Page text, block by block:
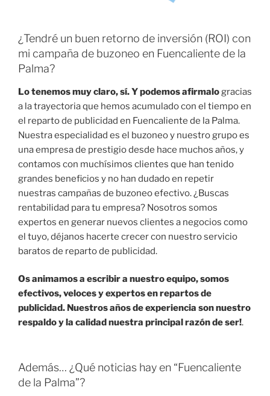
¿Tendré un buen retorno de inversión (ROI) con
mi campaña de buzoneo en Fuencaliente de la
Palma?
Lo tenemos muy claro, sí. Y podemos afirmalogracias
a la trayectoria que hemos acumulado con el tiempo en
el reparto de publicidad en Fuencaliente de la Palma.
Nuestra especialidad es el buzoneo y nuestro grupo es
una empresa de prestigio desde hace muchos años, y
contamos con muchísimos clientes que han tenido
grandes beneficios y no han dudado en repetir
nuestras campañas de buzoneo efectivo. ¿Buscas
rentabilidad para tu empresa? Nosotros somos
expertos en generar nuevos clientes a negocios como
el tuyo, déjanos hacerte crecer con nuestro servicio
baratos de reparto de publicidad.
Os animamos a escribir a nuestro equipo, somos
efectivos, veloces y expertos en repartos de
publicidad. Nuestros años de experiencia son nuestro
respaldo y la calidad nuestra principal razón de ser!.
Además… ¿Qué noticias hay en “Fuencaliente
de la Palma”?